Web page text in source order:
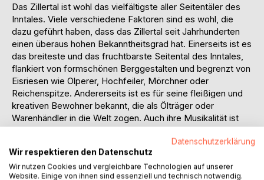
Das Zillertal ist wohl das vielfältigste aller Seitentäler des
Inntales. Viele verschiedene Faktoren sind es wohl, die
dazu geführt haben, dass das Zillertal seit Jahrhunderten
einen überaus hohen Bekanntheitsgrad hat. Einerseits ist es
das breiteste und das fruchtbarste Seitental des Inntales,
flankiert von formschönen Berggestalten und begrenzt von
Eisriesen wie Olperer, Hochfeiler, Mörchner oder
Reichenspitze. Andererseits ist es für seine fleißigen und
kreativen Bewohner bekannt, die als Ölträger oder
Warenhändler in die Welt zogen. Auch ihre Musikalität ist
ein Markenzeichen der Zillertaler, ob Rainersänger, Holaus,
Strasser oder Leo, die Zillertaler Sängerfamilien hatten
Weltruf. Noch heute ist die Vielfalt an Musikgruppen im
Bereich Volksmusik und volkstümlicher Musik aus dem Tal
Datenschutzerklärung
Wir respektieren den Datenschutz
Wir nutzen Cookies und vergleichbare Technologien auf unserer
Website. Einige von ihnen sind essenziell und technisch notwendig.